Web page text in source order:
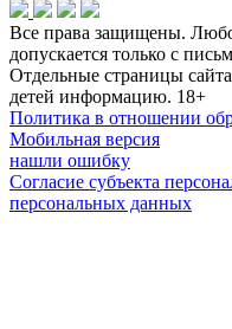
Все права защищены.
допускается только с
Отдельные страницы
детей информацию. 18+
Политика в отношении
Мобильная версия
нашли ошибку
Согласие субъекта
персональных данных